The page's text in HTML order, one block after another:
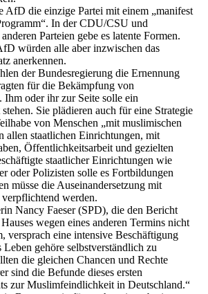
AfD die einzige Partei mit einem „manifest
In der CDU/CSU und
Parteien gebe es latente Formen.
würden alle aber inzwischen das
anerkennen.
der Bundesregierung die Ernennung
für die Bekämpfung von
oder ihr zur Seite solle ein
Sie plädieren auch für eine Strategie
von Menschen „mit muslimischen
allen staatlichen Einrichtungen, mit
Öffentlichkeitsarbeit und gezielten
staatlicher Einrichtungen wie
oder Polizisten solle es Fortbildungen
müsse die Auseinandersetzung mit
werden.
Nancy Faeser (SPD), die den Bericht
wegen eines anderen Termins nicht
versprach eine intensive Beschäftigung
gehöre selbstverständlich zu
die gleichen Chancen und Rechte
sind die Befunde dieses ersten
zur Muslimfeindlichkeit in Deutschland.“